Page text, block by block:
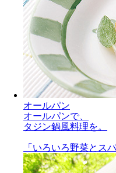
オールパン
オールパンで、
タジン鍋風料理を。
「いろいろ野菜とス